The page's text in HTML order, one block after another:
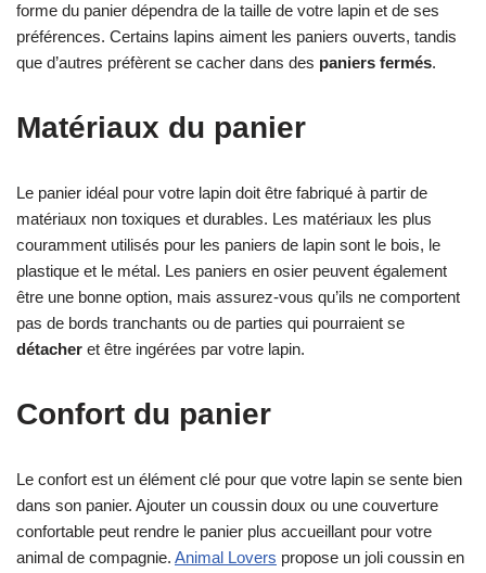
forme du panier dépendra de la taille de votre lapin et de ses
préférences. Certains lapins aiment les paniers ouverts, tandis
que d’autres préfèrent se cacher dans des paniers fermés.
Matériaux du panier
Le panier idéal pour votre lapin doit être fabriqué à partir de
matériaux non toxiques et durables. Les matériaux les plus
couramment utilisés pour les paniers de lapin sont le bois, le
plastique et le métal. Les paniers en osier peuvent également
être une bonne option, mais assurez-vous qu’ils ne comportent
pas de bords tranchants ou de parties qui pourraient se
détacher et être ingérées par votre lapin.
Confort du panier
Le confort est un élément clé pour que votre lapin se sente bien
dans son panier. Ajouter un coussin doux ou une couverture
confortable peut rendre le panier plus accueillant pour votre
animal de compagnie. Animal Lovers propose un joli coussin en